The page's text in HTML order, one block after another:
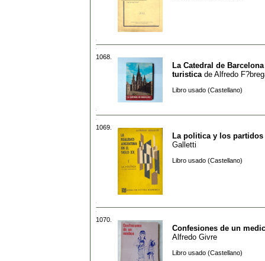
1068.
La Catedral de
turistica de Alfredo
Libro usado (Castellano)
1069.
La politica y los partidos
Galletti
Libro usado (Castellano)
1070.
Confesiones de un
Alfredo Givre
Libro usado (Castellano)